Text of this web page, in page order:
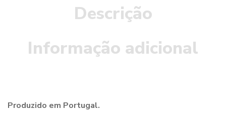
Descrição
Informação adicional
Produzido em Portugal.